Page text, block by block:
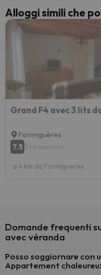
Alloggi simili che
Grand F4 avec 3 lits
Formiguères
7.5 5 recensioni
a 4 km da Formigueres
Domande frequenti
avec véranda
Posso soggiornare con
Appartement